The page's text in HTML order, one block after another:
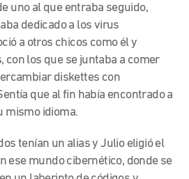
uno al que entraba seguido,
dedicado a los virus
a otros chicos como él y
con los que se juntaba a comer
diskettes con
que al fin había encontrado a
mismo idioma.
tenían un alias y Julio eligió el
ese mundo cibernético, donde se